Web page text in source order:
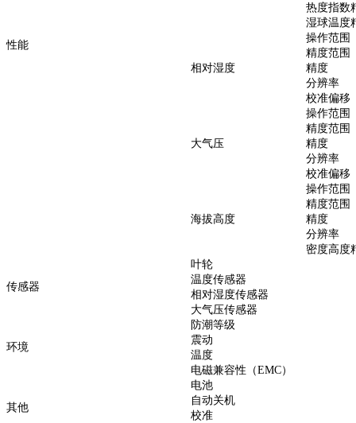
性能
热度指数
湿球温度
相对湿度
操作范围
精度范围
精度
分辨率
校准偏移
大气压
操作范围
精度范围
精度
分辨率
校准偏移
海拔高度
操作范围
精度范围
精度
分辨率
密度高度
传感器
叶轮
温度传感器
相对湿度传感器
大气压传感器
环境
防潮等级
震动
温度
电磁兼容性（EMC）
其他
电池
自动关机
校准